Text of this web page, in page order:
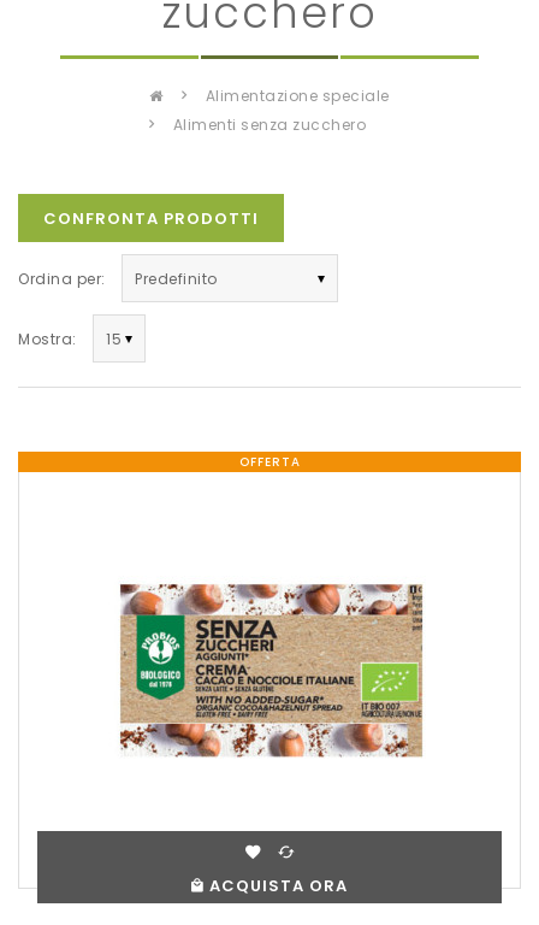
zucchero
alimentazione speciale
alimenti senza zucchero
CONFRONTA PRODOTTI
Ordina per:
Mostra:
OFFERTA
ACQUISTA ORA